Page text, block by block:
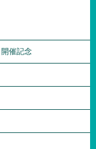
催記念